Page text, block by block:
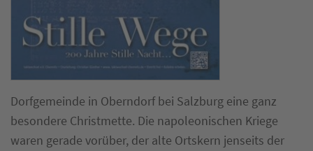
Dorfgemeinde in Oberndorf bei Salzburg eine ganz
besondere Christmette. Die napoleonischen Kriege
waren gerade vorüber, der alte Ortskern jenseits der